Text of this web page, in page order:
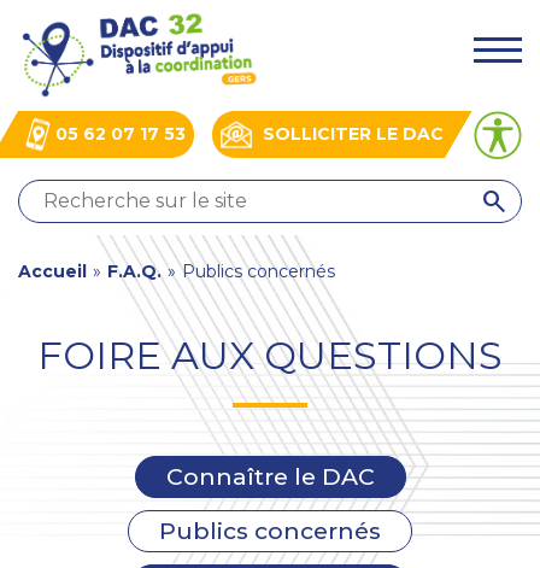
au
contenu
principal
SOLLICITER LE DAC
05 62 07 17 53
.
QUI
SOMMES-
?
ACTUALITÉS
You
here
Accueil » F.A.Q. » Publics concernés
FOIRE AUX QUESTIONS
Connaître le DAC
Publics concernés
Panneau de gestion des cookies